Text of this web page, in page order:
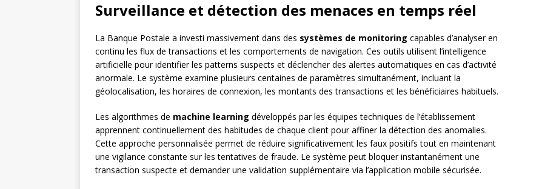
Surveillance et détection des menaces en temps réel
La Banque Postale a investi massivement dans des systèmes de monitoring capables d’analyser en
continu les flux de transactions et les comportements de navigation. Ces outils utilisent l’intelligence
artificielle pour identifier les patterns suspects et déclencher des alertes automatiques en cas d’activité
anormale. Le système examine plusieurs centaines de paramètres simultanément, incluant la
géolocalisation, les horaires de connexion, les montants des transactions et les bénéficiaires habituels.
Les algorithmes de machine learning développés par les équipes techniques de l’établissement
apprennent continuellement des habitudes de chaque client pour affiner la détection des anomalies.
Cette approche personnalisée permet de réduire significativement les faux positifs tout en maintenant
une vigilance constante sur les tentatives de fraude. Le système peut bloquer instantanément une
transaction suspecte et demander une validation supplémentaire via l’application mobile sécurisée.